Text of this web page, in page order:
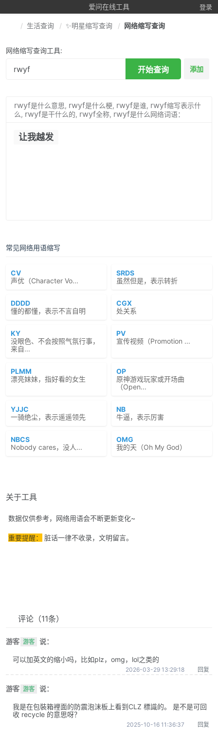
爱问在线工具 登录
生活查询 ✨明星缩写查询 网络缩写查询
网络缩写查询工具:
开始查询 添加
rwyf是什么意思, rwyf是什么梗, rwyf是谁, rwyf缩写表示什
么, rwyf是干什么的, rwyf全称, rwyf是什么网络词语：
让我越发
常见网络用语缩写
CV
声优（Character Vo...
SRDS
虽然但是，表示转折
DDDD
懂的都懂，表示不言自明
CGX
处关系
KY
没眼色、不会按照气氛行事，
来自...
PV
宣传视频（Promotion ...
PLMM
漂亮妹妹，指好看的女生
OP
原神游戏玩家或开场曲
（Open...
YJJC
一骑绝尘，表示遥遥领先
NB
牛逼，表示厉害
NBCS
Nobody cares，没人...
OMG
我的天（Oh My God）
关于工具
数据仅供参考，网络用语会不断更新变化~
重要提醒： 脏话一律不收录，文明留言。
评论 （11条）
游客 游客 说：
可以加英文的缩小吗，比如plz，omg，lol之类的
2026-03-29 13:29:18 回复
游客 游客 说：
我是在包裝箱裡面的防震泡沫板上看到CLZ 標識的。 是不是可回
收 recycle 的意思呀？
2025-10-16 11:36:37 回复